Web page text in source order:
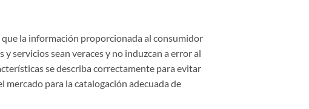
que la información proporcionada al consumidor
servicios sean veraces y no induzcan a error al
se describa correctamente para evitar
para la catalogación adecuada de